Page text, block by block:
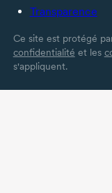
Transparence
Ce site est protégé
confidentialité et les
s'appliquent.